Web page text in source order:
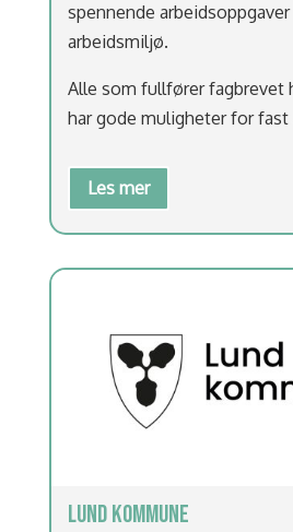
spennende
arbeidsmiljø.
Alle som fullfører fagbrevet
har gode muligheter for fast
Les mer
LUND KOMMUNE